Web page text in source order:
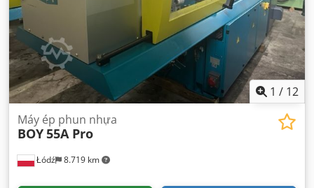
1 / 12
Łódź 8.719 km
Máy ép phun nhựa
BOY55A Pro